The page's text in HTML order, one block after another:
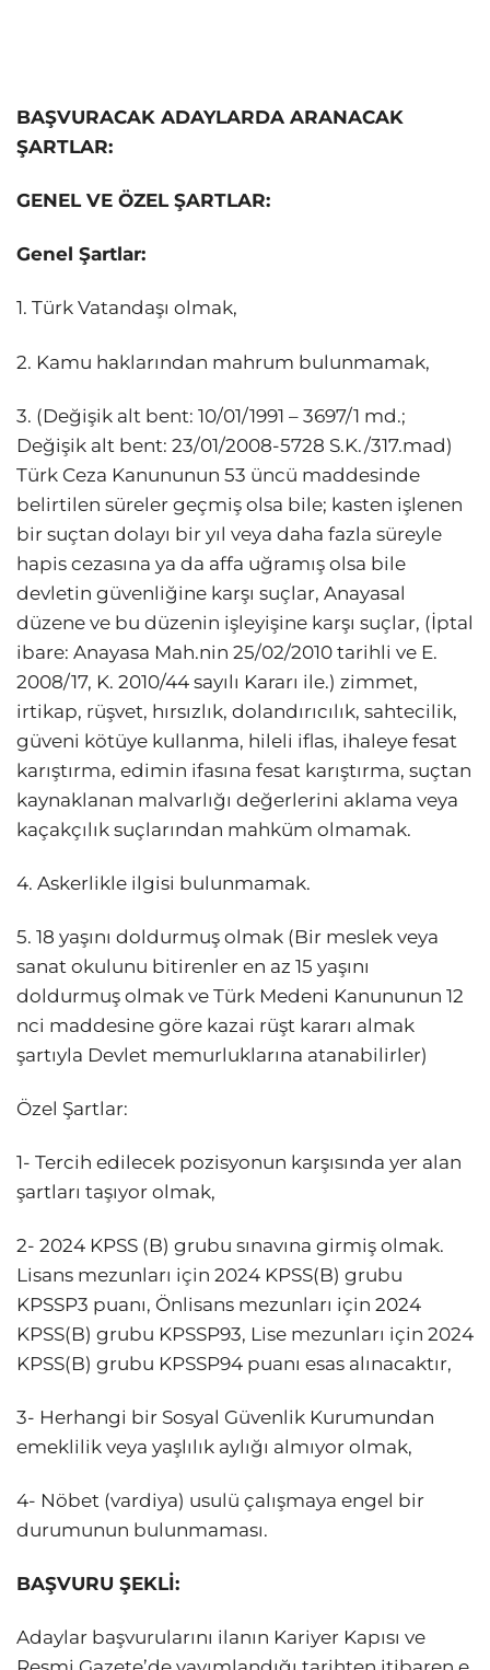
BAŞVURACAK ADAYLARDA ARANACAK
ŞARTLAR:
GENEL VE ÖZEL ŞARTLAR:
Genel Şartlar:
1. Türk Vatandaşı olmak,
2. Kamu haklarından mahrum bulunmamak,
3. (Değişik alt bent: 10/01/1991 – 3697/1 md.;
Değişik alt bent: 23/01/2008-5728 S.K./317.mad)
Türk Ceza Kanununun 53 üncü maddesinde
belirtilen süreler geçmiş olsa bile; kasten işlenen
bir suçtan dolayı bir yıl veya daha fazla süreyle
hapis cezasına ya da affa uğramış olsa bile
devletin güvenliğine karşı suçlar, Anayasal
düzene ve bu düzenin işleyişine karşı suçlar, (İptal
ibare: Anayasa Mah.nin 25/02/2010 tarihli ve E.
2008/17, K. 2010/44 sayılı Kararı ile.) zimmet,
irtikap, rüşvet, hırsızlık, dolandırıcılık, sahtecilik,
güveni kötüye kullanma, hileli iflas, ihaleye fesat
karıştırma, edimin ifasına fesat karıştırma, suçtan
kaynaklanan malvarlığı değerlerini aklama veya
kaçakçılık suçlarından mahküm olmamak.
4. Askerlikle ilgisi bulunmamak.
5. 18 yaşını doldurmuş olmak (Bir meslek veya
sanat okulunu bitirenler en az 15 yaşını
doldurmuş olmak ve Türk Medeni Kanununun 12
nci maddesine göre kazai rüşt kararı almak
şartıyla Devlet memurluklarına atanabilirler)
Özel Şartlar:
1- Tercih edilecek pozisyonun karşısında yer alan
şartları taşıyor olmak,
2- 2024 KPSS (B) grubu sınavına girmiş olmak.
Lisans mezunları için 2024 KPSS(B) grubu
KPSSP3 puanı, Önlisans mezunları için 2024
KPSS(B) grubu KPSSP93, Lise mezunları için 2024
KPSS(B) grubu KPSSP94 puanı esas alınacaktır,
3- Herhangi bir Sosyal Güvenlik Kurumundan
emeklilik veya yaşlılık aylığı almıyor olmak,
4- Nöbet (vardiya) usulü çalışmaya engel bir
durumunun bulunmaması.
BAŞVURU ŞEKLİ:
Adaylar başvurularını ilanın Kariyer Kapısı ve